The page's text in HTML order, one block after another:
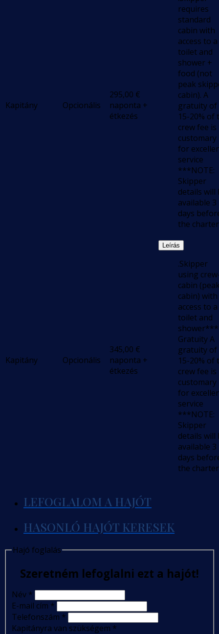
Kapitány Opcionális
295,00 €
naponta +
étkezés
requires
standard
cabin with
access to a
toilet and
shower +
food (not
peak
cabin). A
gratuity of
15-20% of
crew fee is
customary
for
service
***NOTE:
Skipper
details will
available 3
days
the
Kapitány Opcionális
345,00 €
naponta +
étkezés
Leírás
.Skipper
using
cabin
cabin) with
access to a
toilet and
shower***
Gratuity A
gratuity of
15-20% of
crew fee is
customary
for
service
***NOTE:
Skipper
details will
available 3
days
the charter
LEFOGLALOM A HAJÓT
HASONLÓ HAJÓT KERESEK
Hajó foglalás
Szeretném lefoglalni ezt a hajót!
Név *
E-mail cím *
Telefonszám *
Kapitányra van szükségem *